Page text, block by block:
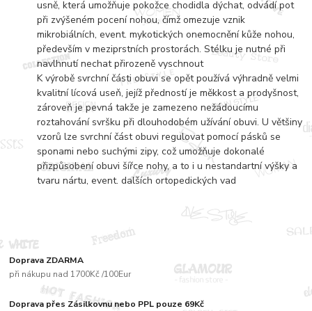
Doprava ZDARMA
při nákupu nad 1700Kč /100Eur
Doprava přes Zásilkovnu nebo PPL pouze 69Kč
usně, která umožňuje pokožce chodidla dýchat, odvádí pot
při zvýšeném pocení nohou, čímž omezuje vznik
mikrobiálních, event. mykotických onemocnění kůže nohou,
především v meziprstních prostorách. Stélku je nutné při
navlhnutí nechat přirozeně vyschnout
K výrobě svrchní části obuvi se opět používá výhradně velmi
kvalitní lícová useň, jejíž předností je měkkost a prodyšnost,
zároveň je pevná takže je zamezeno nežádoucímu
roztahování svršku při dlouhodobém užívání obuvi. U většiny
vzorů lze svrchní část obuvi regulovat pomocí pásků se
sponami nebo suchými zipy, což umožňuje dokonalé
přizpůsobení obuvi šířce nohy, a to i u nestandartní výšky a
tvaru nártu, event. dalších ortopedických vad